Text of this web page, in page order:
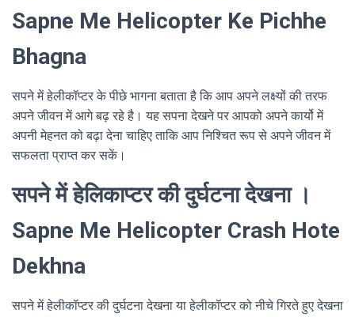
Sapne Me Helicopter Ke Pichhe
Bhagna
सपने में हेलीकॉप्टर के पीछे भागना बताता है कि आप अपने लक्ष्यों की तरफ
अपने जीवन में आगे बढ़ रहे है। य‍ह सपना देखने पर आपको अपने कार्यो में
अपनी मेहनत को बढ़ा देना चाहिए ताकि आप निश्चित रूप से अपने जीवन में
सफलता प्राप्त कर सकें।
सपने में हेलिकाप्टर की दुर्घटना देखना ।
Sapne Me Helicopter Crash Hote
Dekhna
सपने में हेलीकॉप्टर की दुर्घटना देखना या हेलीकॉप्टर को नीचे गिरते हुए देखना